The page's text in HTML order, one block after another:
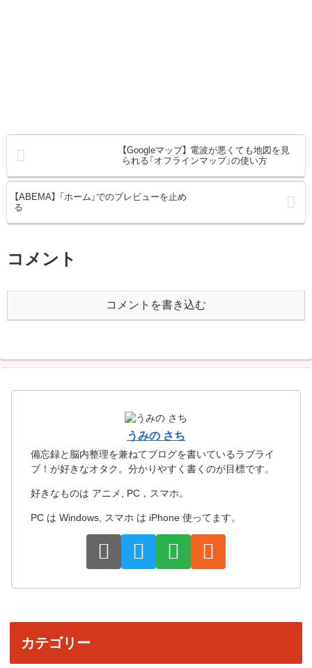
【Googleマップ】 電波が悪くても地図を見
られる「オフラインマップ」の使い方
【ABEMA】 「ホーム」でのプレビューを止め
る
コメント
コメントを書き込む
うみの さち
備忘録と脳内整理を兼ねてブログを書いているラブライ
ブ！が好きなオタク。分かりやすく書くのが目標です。
好きなものは アニメ, PC，スマホ。
PC は Windows, スマホ は iPhone 使ってます。
カテゴリー